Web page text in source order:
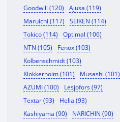
Goodwill (120)
Ajusa (119)
Maruichi (117)
SEIKEN (114)
Tokico (114)
Optimal (106)
NTN (105)
Fenox (103)
Kolbenschmidt (103)
Klokkerholm (101)
Musashi (101)
AZUMI (100)
Lesjofors (97)
Textar (93)
Hella (93)
Kashiyama (90)
NARICHIN (90)